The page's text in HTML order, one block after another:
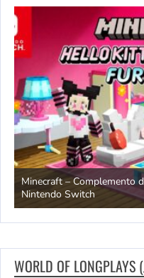
Minecraft – Complemento
Nintendo Switch
WORLD OF